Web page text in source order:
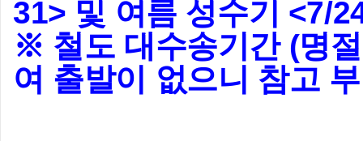
31> 및 여름 성수기 <7/
※ 철도 대수송기간 (명
여 출발이 없으니 참고